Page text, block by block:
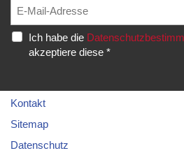
Facebook
und
erhalte
die
Twitter
und
erhalte
die
Rudolf-
Diesel-
Str.
Eppelheim
Spielberichte,
etc.
Ich habe die
akzeptiere diese *
Kontakt
Sitemap
Datenschutz